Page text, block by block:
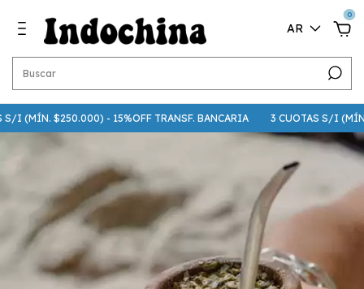
AR
0
$250.000) - 15%OFF TRANSF. BANCARIA 3 CUOTAS S/I (MÍN.